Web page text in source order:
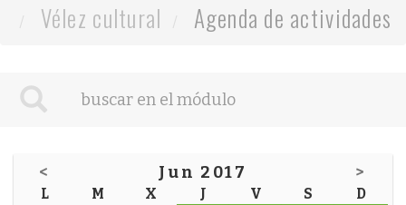
Vélez cultural
Agenda de actividades
< Jun 2017 >
L M X J V S D